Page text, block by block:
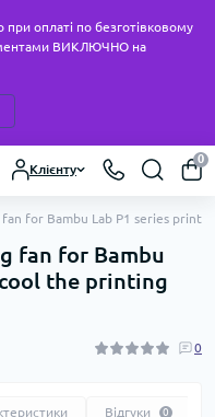
при оплаті по безготівковому
ВИКЛЮЧНО на
Клієнту
0
fan for Bambu Lab P1 series
fan for Bambu
the printing
0
Відгуки 0